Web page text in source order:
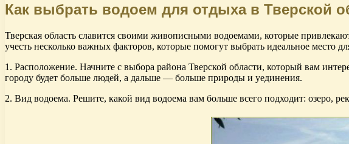
Как выбрать водоем для отдыха в Тверской
Тверская область славится своими живописными водоемами, которые
учесть несколько важных факторов, которые помогут выбрать идеальное место
1. Расположение. Начните с выбора района Тверской области, который вам
городу будет больше людей, а дальше — больше природы и уединения.
2. Вид водоема. Решите, какой вид водоема вам больше всего подходит: озеро,